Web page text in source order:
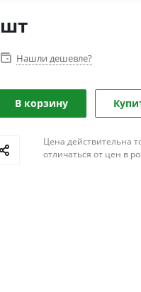
Нашли дешевле?
В корзину
Цена действительна
отличаться от цен в